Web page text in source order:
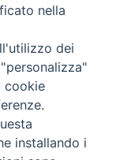
nella
dei
cookie
installando i